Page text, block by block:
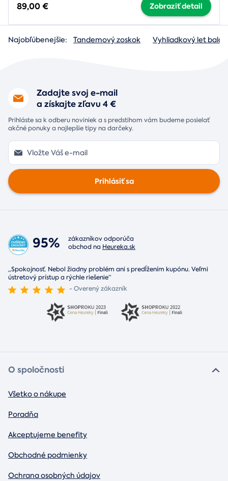
89,00 € Zobraziť detail
Najobľúbenejšie: Tandemový zoskok Vyhliadkový let
Zadajte svoj e-mail
a získajte zľavu 4 €
Prihláste sa k odberu noviniek a s predstihom vám budeme posielať
akčné ponuky a najlepšie tipy na darčeky.
Prihlásiť sa
95%
zákazníkov odporúča
obchod na Heureka.sk
„Spokojnosť. Nebol žiadny problém ani s predĺžením kupónu. Veľmi
ústretový prístup a rýchle riešenie“
- Overený zákazník
O spoločnosti
Všetko o nákupe
Poradňa
Akceptujeme benefity
Obchodné podmienky
Ochrana osobných údajov